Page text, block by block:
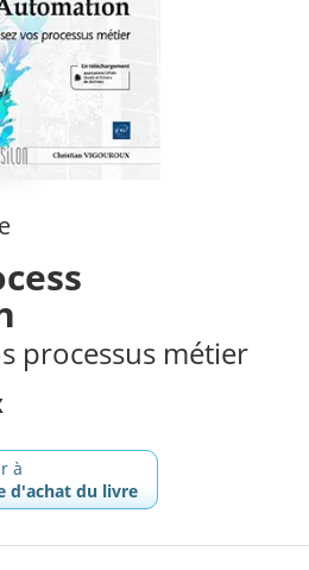
processus métier
à
d'achat du livre